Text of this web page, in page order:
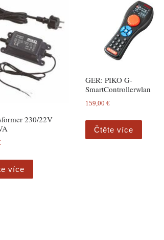
230/22V
více
GER: PIKO G-
SmartControllerwlan
159,00€
Čtěte více